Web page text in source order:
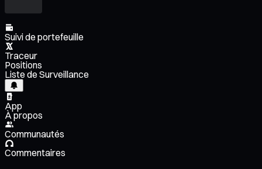
Suivi de portefeuille
Traceur
Positions
Liste de Surveillance
App
À propos
Communautés
Commentaires